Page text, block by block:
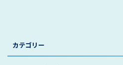
カテゴリー